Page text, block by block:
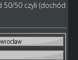
50/50 czyli (dochód